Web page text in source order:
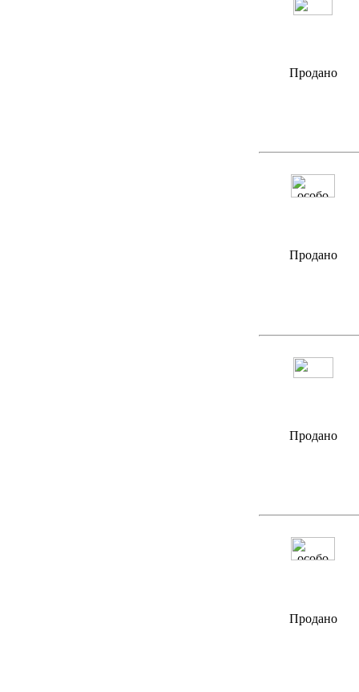
Продано
Продано
Продано
Продано